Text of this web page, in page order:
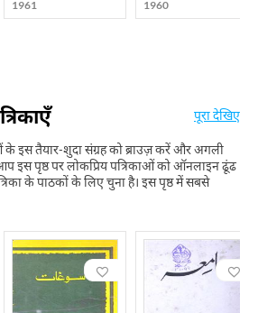
1961
1960
के इस तैयार-शुदा संग्रह को ब्राउज़ करें और अगली
इस पृष्ठ पर लोकप्रिय पत्रिकाओं को ऑनलाइन ढूंढ
के पाठकों के लिए चुना है। इस पृष्ठ में सबसे
पूरा देखिए